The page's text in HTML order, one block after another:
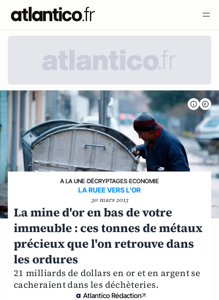
A LA UNE›DÉCRYPTAGES›ECONOMIE
LA RUEE VERS L'OR
30 mars 2013
La mine d'or en bas de votre
immeuble : ces tonnes de métaux
précieux que l'on retrouve dans
les ordures
21 milliards de dollars en or et en argent se
cacheraient dans les déchèteries.
Atlantico Rédaction